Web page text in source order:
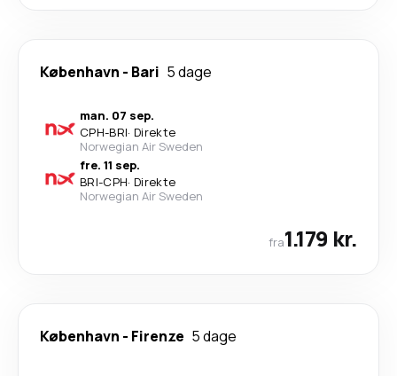
København - Bari 5 dage
man. 07 sep.
CPH-BRI· Direkte
Norwegian Air Sweden
fre. 11 sep.
BRI-CPH· Direkte
Norwegian Air Sweden
fra1.179 kr.
København - Firenze 5 dage